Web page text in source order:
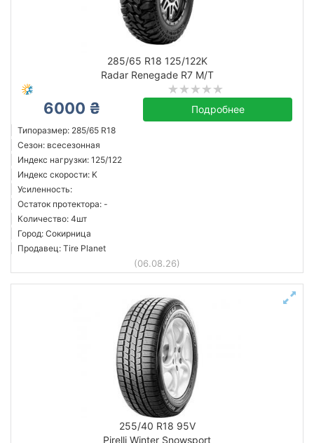
285/65 R18 125/122K
Radar Renegade R7 M/T
6000 ₴ Подробнее
Типоразмер: 285/65 R18
Сезон: всесезонная
Индекс нагрузки: 125/122
Индекс скорости: K
Усиленность:
Остаток протектора: -
Количество: 4шт
Город: Сокирница
Продавец: Tire Planet
(06.08.26)
255/40 R18 95V
Pirelli Winter Snowsport